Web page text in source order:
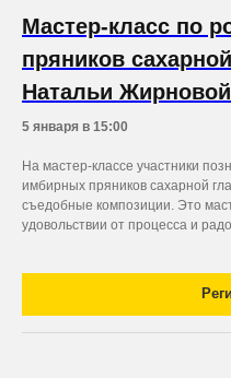
Мастер-класс по
пряников
Натальи Жирновой
5 января в 15:00
На мастер-классе участники
имбирных пряников сахарной
съедобные композиции. Это
удовольствии от процесса и